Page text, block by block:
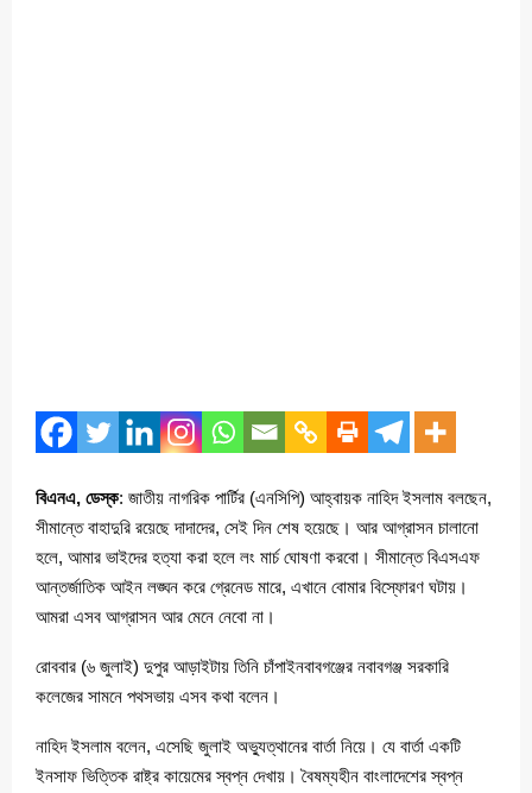
বিএনএ, ডেস্ক: জাতীয় নাগরিক পার্টির (এনসিপি) আহ্বায়ক নাহিদ ইসলাম বলছেন,
সীমান্তে বাহাদুরি রয়েছে দাদাদের, সেই দিন শেষ হয়েছে। আর আগ্রাসন চালানো
হলে, আমার ভাইদের হত্যা করা হলে লং মার্চ ঘোষণা করবো। সীমান্তে বিএসএফ
আন্তর্জাতিক আইন লঙ্ঘন করে গ্রেনেড মারে, এখানে বোমার বিস্ফোরণ ঘটায়।
আমরা এসব আগ্রাসন আর মেনে নেবো না।
রোববার (৬ জুলাই) দুপুর আড়াইটায় তিনি চাঁপাইনবাবগঞ্জের নবাবগঞ্জ সরকারি
কলেজের সামনে পথসভায় এসব কথা বলেন।
নাহিদ ইসলাম বলেন, এসেছি জুলাই অভ্যুত্থানের বার্তা নিয়ে। যে বার্তা একটি
ইনসাফ ভিত্তিক রাষ্ট্র কায়েমের স্বপ্ন দেখায়। বৈষম্যহীন বাংলাদেশের স্বপ্ন